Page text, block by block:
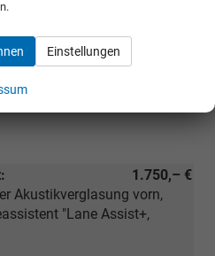
1.750,– €
Akustikverglasung vorn,
"Lane Assist+,
Einstellungen